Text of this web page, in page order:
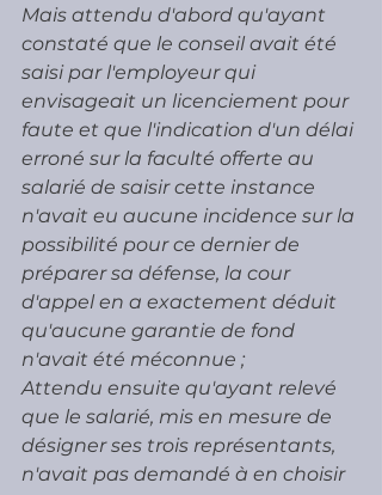
Mais attendu d'abord qu'ayant
constaté que le conseil avait été
saisi par l'employeur qui
envisageait un licenciement pour
faute et que l'indication d'un délai
erroné sur la faculté offerte au
salarié de saisir cette instance
n'avait eu aucune incidence sur la
possibilité pour ce dernier de
préparer sa défense, la cour
d'appel en a exactement déduit
qu'aucune garantie de fond
n'avait été méconnue ;
Attendu ensuite qu'ayant relevé
que le salarié, mis en mesure de
désigner ses trois représentants,
n'avait pas demandé à en choisir